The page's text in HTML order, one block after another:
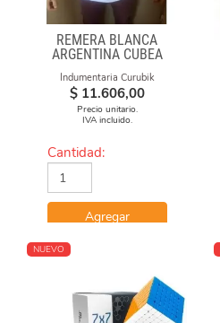
REMERA BLANCA
ARGENTINA CUBEA
Indumentaria Curubik
$ 11.606,00
Precio unitario.
IVA incluido.
Cantidad:
Agregar
NUEVO